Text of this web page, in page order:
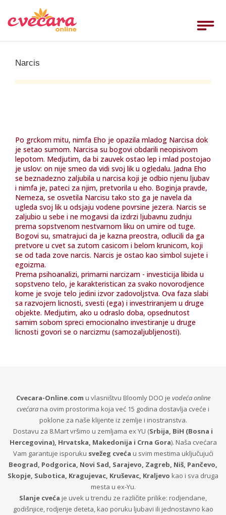
___
Uputstvo
Uslovi
Komentari
O nama
Kontakt
Narcis
Po grckom mitu, nimfa Eho je opazila mladog Narcisa dok
je setao sumom. Narcisa su bogovi obdarili neopisivom
lepotom. Medjutim, da bi zauvek ostao lep i mlad postojao
je uslov: on nije smeo da vidi svoj lik u ogledalu. Jadna Eho
se beznadezno zaljubila u narcisa koji je odbio njenu ljubav
i nimfa je, pateci za njim, pretvorila u eho. Boginja pravde,
Nemeza, se osvetila Narcisu tako sto ga je navela da
ugleda svoj lik u odsjaju vodene povrsine jezera. Narcis se
zaljubio u sebe i ne mogavsi da izdrzi ljubavnu zudnju
prema sopstvenom nestvarnom liku on umire od tuge.
Bogovi su, smatrajuci da je kazna preostra, odlucili da ga
pretvore u cvet sa zutom casicom i belom krunicom, koji
se od tada zove narcis. Narcis je ostao kao simbol sujete i
egoizma.
Prema psihoanalizi, primarni narcizam - investicija libida u
sopstveno telo, je karakteristican za svako novorodjence
kome je svoje telo jedini izvor zadovoljstva. Ova faza slabi
sa razvojem licnosti, svesti (ega) i investriranjem u druge
objekte. Medjutim, ako u odraslo doba, opsednutost
samim sobom spreci emocionalno investiranje u druge
licnosti govori se o narcizmu (samozaljubljenosti).
Cvecara-Online.com u vlasništvu Bloomly DOO je vodeća online
cvećara na ovim prostorima koja već 15 godina dostavlja cveće i
poklone za naše klijente iz zemlje i inostranstva.
Dostavu za 8.Mart vršimo u zemljama ex YU (Srbija, BiH (Bosna i
Hercegovina), Hrvatska, Makedonija i Crna Gora). Naša cvećara
Vam garantuje isporuku svežeg cveća u svim mestima uključujući
Beograd, Podgorica, Novi Sad, Sarajevo, Zagreb, Niš, Pančevo,
Skopje, Subotica, Kragujevac, Kruševac, Kraljevo kao i sva druga
mesta u ex-Yu.
Slanje cveća je uvek u trendu ze različite prilike: rodjendane,
godišnjice, rodjenje deteta, kao poruku ljubavi ili jednostavno kao